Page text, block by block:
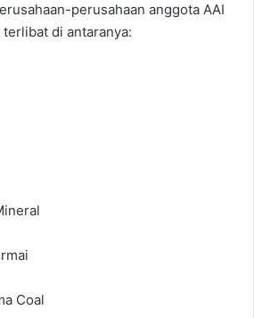
perusahaan anggota AAI
di antaranya:
Coal